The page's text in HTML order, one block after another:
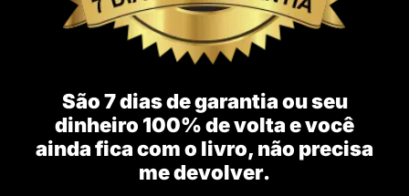
São 7 dias de garantia ou seu
dinheiro 100% de volta e você
ainda fica com o livro, não precisa
me devolver.